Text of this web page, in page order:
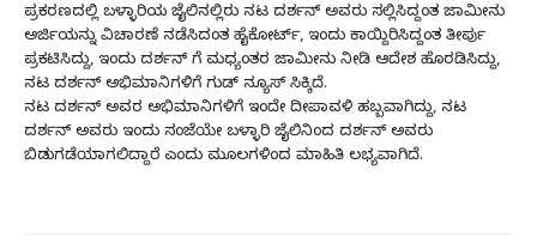
ಪ್ರಕರಣದಲ್ಲಿ ಬಳ್ಳಾರಿಯ ಜೈಲಿನಲ್ಲಿರು ನಟ ದರ್ಶನ್ ಅವರು ಸಲ್ಲಿಸಿದ್ದಂತ ಜಾಮೀನು
ಅರ್ಜಿಯನ್ನು ವಿಚಾರಣೆ ನಡೆಸಿದಂತ ಹೈಕೋರ್ಟ್, ಇಂದು ಕಾಯ್ದಿರಿಸಿದ್ದಂತ ತೀರ್ಪು
ಪ್ರಕಟಿಸಿದ್ದು, ಇಂದು ದರ್ಶನ್ ಗೆ ಮಧ್ಯಂತರ ಜಾಮೀನು ನೀಡಿ ಆದೇಶ ಹೊರಡಿಸಿದ್ದು,
ನಟ ದರ್ಶನ್‌ ಅಭಿಮಾನಿಗಳಿಗೆ ಗುಡ್‌ ನ್ಯೂಸ್‌ ಸಿಕ್ಕಿದೆ.
ನಟ ದರ್ಶನ್‌ ಅವರ ಅಭಿಮಾನಿಗಳಿಗೆ ಇಂದೇ ದೀಪಾವಳಿ ಹಬ್ಬವಾಗಿದ್ದು, ನಟ
ದರ್ಶನ್‌ ಅವರು ಇಂದು ಸಂಜೆಯೇ ಬಳ್ಳಾರಿ ಜೈಲಿನಿಂದ ದರ್ಶನ್‌ ಅವರು
ಬಿಡುಗಡೆಯಾಗಲಿದ್ದಾರೆ ಎಂದು ಮೂಲಗಳಿಂದ ಮಾಹಿತಿ ಲಭ್ಯವಾಗಿದೆ.